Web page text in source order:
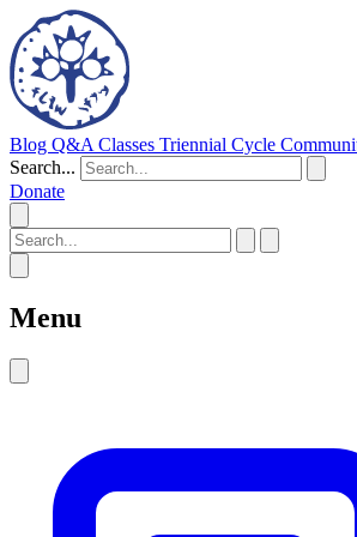
Blog Q&A Classes Triennial Cycle
Search...
Donate
Menu